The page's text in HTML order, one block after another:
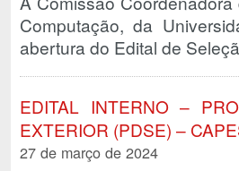
Computação, da
abertura do Edital de
EDITAL INTERNO –
EXTERIOR (PDSE) –
27 de março de 2024